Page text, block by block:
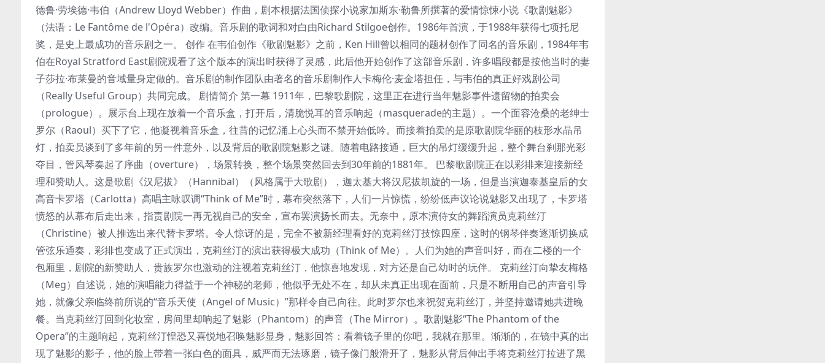
德鲁·劳埃德·韦伯（Andrew Lloyd Webber）作曲，剧本根据法国侦探小说家加斯东·勒鲁所撰著的爱情惊悚小说《歌剧魅影》
（法语：Le Fantôme de l'Opéra）改编。音乐剧的歌词和对白由Richard Stilgoe创作。1986年首演，于1988年获得七项托尼
奖，是史上最成功的音乐剧之一。 创作 在韦伯创作《歌剧魅影》之前，Ken Hill曾以相同的题材创作了同名的音乐剧，1984年韦
伯在Royal Stratford East剧院观看了这个版本的演出时获得了灵感，此后他开始创作了这部音乐剧，许多唱段都是按他当时的妻
子莎拉·布莱曼的音域量身定做的。音乐剧的制作团队由著名的音乐剧制作人卡梅伦·麦金塔担任，与韦伯的真正好戏剧公司
（Really Useful Group）共同完成。 剧情简介 第一幕 1911年，巴黎歌剧院，这里正在进行当年魅影事件遗留物的拍卖会
（prologue）。展示台上现在放着一个音乐盒，打开后，清脆悦耳的音乐响起（masquerade的主题）。一个面容沧桑的老绅士
罗尔（Raoul）买下了它，他凝视着音乐盒，往昔的记忆涌上心头而不禁开始低吟。而接着拍卖的是原歌剧院华丽的枝形水晶吊
灯，拍卖员谈到了多年前的另一件意外，以及背后的歌剧院魅影之谜。随着电路接通，巨大的吊灯缓缓升起，整个舞台刹那光彩
夺目，管风琴奏起了序曲（overture），场景转换，整个场景突然回去到30年前的1881年。 巴黎歌剧院正在以彩排来迎接新经
理和赞助人。这是歌剧《汉尼拔》（Hannibal）（风格属于大歌剧），迦太基大将汉尼拔凯旋的一场，但是当演迦泰基皇后的女
高音卡罗塔（Carlotta）高唱主咏叹调“Think of Me”时，幕布突然落下，人们一片惊慌，纷纷低声议论说魅影又出现了，卡罗塔
愤怒的从幕布后走出来，指责剧院一再无视自己的安全，宣布罢演扬长而去。无奈中，原本演侍女的舞蹈演员克莉丝汀
（Christine）被人推选出来代替卡罗塔。令人惊讶的是，完全不被新经理看好的克莉丝汀技惊四座，这时的钢琴伴奏逐渐切换成
管弦乐通奏，彩排也变成了正式演出，克莉丝汀的演出获得极大成功（Think of Me）。人们为她的声音叫好，而在二楼的一个
包厢里，剧院的新赞助人，贵族罗尔也激动的注视着克莉丝汀，他惊喜地发现，对方还是自己幼时的玩伴。 克莉丝汀向挚友梅格
（Meg）自述说，她的演唱能力得益于一个神秘的老师，他似乎无处不在，却从未真正出现在面前，只是不断用自己的声音引导
她，就像父亲临终前所说的“音乐天使（Angel of Music）”那样令自己向往。此时罗尔也来祝贺克莉丝汀，并坚持邀请她共进晚
餐。当克莉丝汀回到化妆室，房间里却响起了魅影（Phantom）的声音（The Mirror）。歌剧魅影“The Phantom of the
Opera”的主题响起，克莉丝汀惶恐又喜悦地召唤魅影显身，魅影回答：看着镜子里的你吧，我就在那里。渐渐的，在镜中真的出
现了魅影的影子，他的脸上带着一张白色的面具，威严而无法琢磨，镜子像门般滑开了，魅影从背后伸出手将克莉丝汀拉进了黑